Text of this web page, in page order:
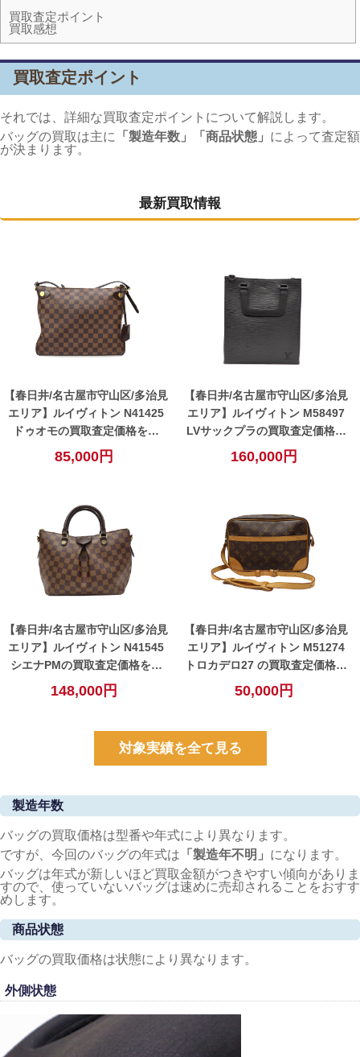
買取査定ポイント
買取感想
買取査定ポイント
それでは、詳細な買取査定ポイントについて解説します。
バッグの買取は主に 「製造年数」「商品状態」 によって査定額
が決まります。
最新買取情報
【春日井/名古屋市守山区/多治見
エリア】ルイヴィトン N41425
ドゥオモの買取査定価格を公
開！【春日井】
85,000円
【春日井/名古屋市守山区/多治見
エリア】ルイヴィトン M58497
LVサックプラの買取査定価格を
公開！【春日井】
160,000円
【春日井/名古屋市守山区/多治見
エリア】ルイヴィトン N41545
シエナPMの買取査定価格を公
開！【春日井】
148,000円
【春日井/名古屋市守山区/多治見
エリア】ルイヴィトン M51274
トロカデロ27 の買取査定価格を
公開！【春日井】
50,000円
対象実績を全て見る
製造年数
バッグの買取価格は型番や年式により異なります。
ですが、今回のバッグの年式は 「製造年不明 」 になります。
バッグは年式が新しいほど買取金額がつきやすい傾向がありま
すので、使っていないバッグは速めに売却されることをおすす
めします。
商品状態
バッグの買取価格は状態により異なります。
外側状態